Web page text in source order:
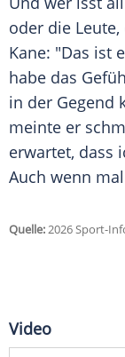
oder die
Kane: "Das ist
habe das
in der Gegend
meinte er
erwartet, dass
Auch wenn
Quelle:2026 Sport-
Video